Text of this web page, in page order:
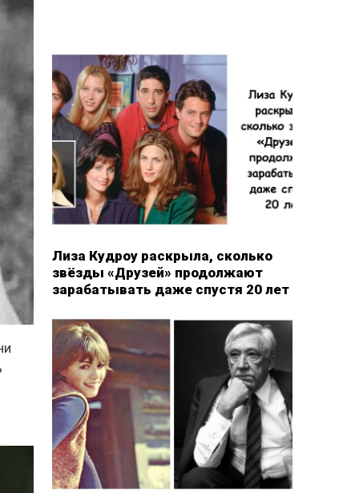
Лиза Кудроу раскрыла, сколько
звёзды «Друзей» продолжают
зарабатывать даже спустя 20 лет